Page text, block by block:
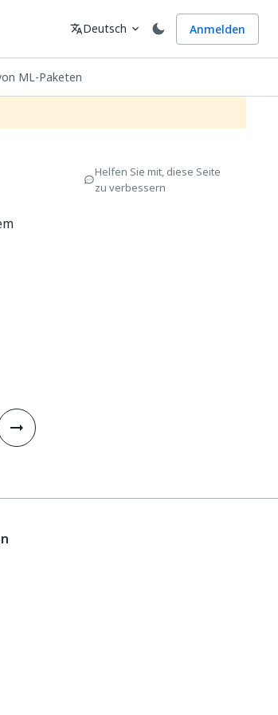
Sprache
translateDeutsch expand_more Anmelden
ML-Paketen
Helfen Sie mit, diese Seite
zu verbessern